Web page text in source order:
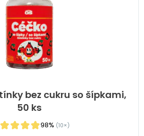
bez cukru so šípkami,
50 ks
98% (10×)